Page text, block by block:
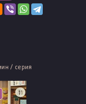
/ серия